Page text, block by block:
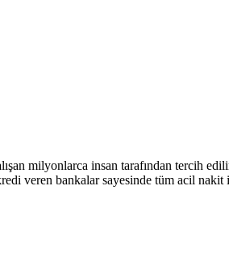
milyonlarca insan tarafından tercih
veren bankalar sayesinde tüm acil